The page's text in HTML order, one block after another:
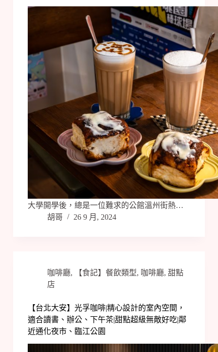
大學開學後，總是一位難求的公館溫州街熱…
胡哥
26 9 月, 2024
咖啡廳, 【食記】餐飲類型, 咖啡廳, 甜點
店
【台北大安】光孚咖啡|精心設計的室內空間，
適合讀書、辦公、下午茶|甜點超級無敵好吃|鄰
近通化夜市、臨江公園